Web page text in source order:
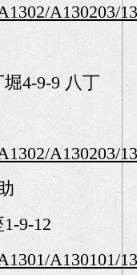
A130203/
4-9-9 八丁
A130203/
9-12
A130101/